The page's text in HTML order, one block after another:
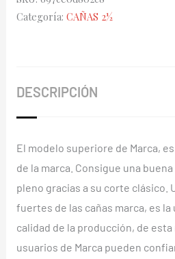
Soprano
Marca
cantidad
Categoría: CAÑAS 2½
DESCRIPCIÓN
El modelo superiore de Marca,
de la marca. Consigue una
pleno gracias a su corte clásico.
fuertes de las cañas marca, es
calidad de la producción, de
usuarios de Marca pueden